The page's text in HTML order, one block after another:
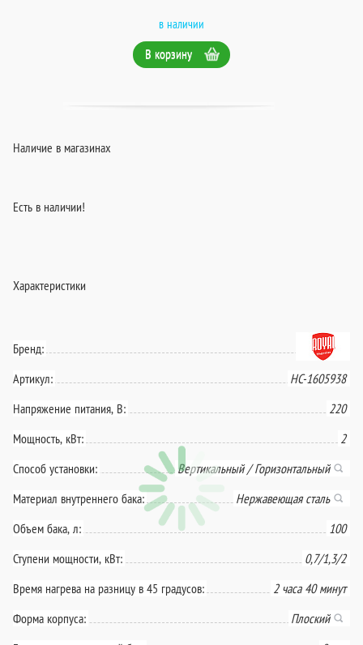
в наличии
В корзину
Наличие в магазинах
Есть в наличии!
Характеристики
Бренд:
Артикул:
НС-1605938
Напряжение питания, В:
220
Мощность, кВт:
2
Способ установки:
Вертикальный / Горизонтальный
Материал внутреннего бака:
Нержавеющая сталь
Объем бака, л:
100
Ступени мощности, кВт:
0,7/1,3/2
Время нагрева на разницу в 45 градусов:
2 часа 40 минут
Форма корпуса:
Плоский